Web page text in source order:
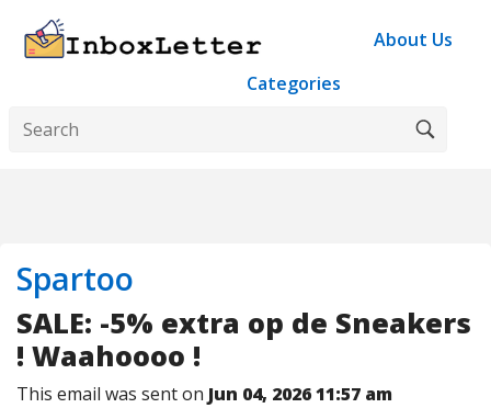
About Us
Categories
Spartoo
SALE: -5% extra op de Sneakers
! Waahoooo !
This email was sent on Jun 04, 2026 11:57 am